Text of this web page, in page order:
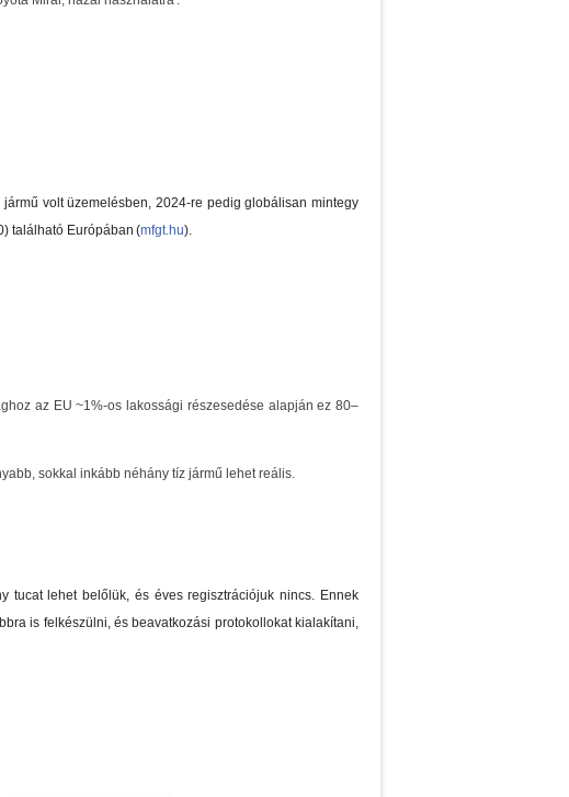
volt üzemelésben, 2024-re pedig globálisan mintegy
található Európában (mfgt.hu).
az EU ~1%-os lakossági részesedése alapján ez 80–
sokkal inkább néhány tíz jármű lehet reális.
tucat lehet belőlük, és éves regisztrációjuk nincs. Ennek
is felkészülni, és beavatkozási protokollokat kialakítani,